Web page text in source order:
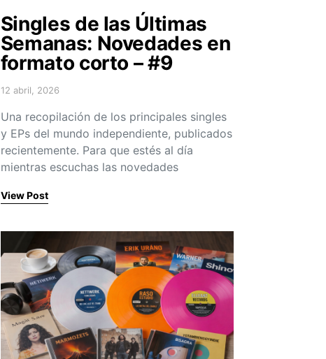
Singles de las Últimas
Semanas: Novedades en
formato corto – #9
Posted on
12 abril, 2026
Una recopilación de los principales singles
y EPs del mundo independiente, publicados
recientemente. Para que estés al día
mientras escuchas las novedades
View Post